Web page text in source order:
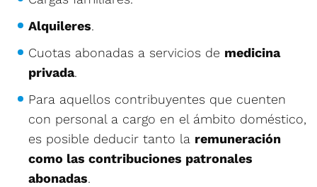
Alquileres.
Cuotas abonadas a servicios de medicina
privada.
Para aquellos contribuyentes que cuenten
con personal a cargo en el ámbito doméstico,
es posible deducir tanto la remuneración
como las contribuciones patronales
abonadas.